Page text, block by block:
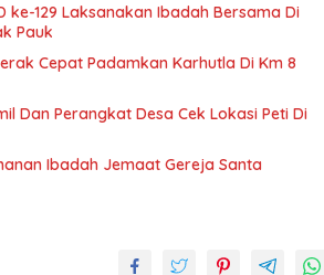
ke-129 Laksanakan Ibadah Bersama Di
Pauk
Cepat Padamkan Karhutla Di Km 8
Dan Perangkat Desa Cek Lokasi Peti Di
Ibadah Jemaat Gereja Santa